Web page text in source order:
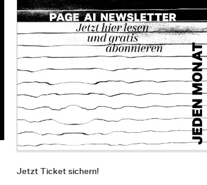
Jetzt Ticket sichern!